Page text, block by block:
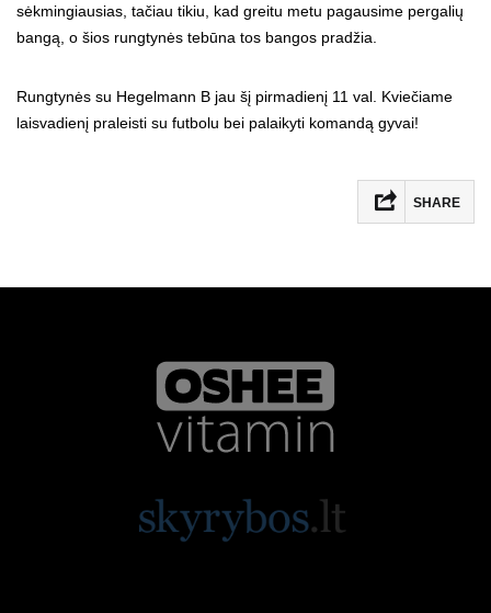
sėkmingiausias, tačiau tikiu, kad greitu metu pagausime pergalių
bangą, o šios rungtynės tebūna tos bangos pradžia.
Rungtynės su Hegelmann B jau šį pirmadienį 11 val. Kviečiame
laisvadienį praleisti su futbolu bei palaikyti komandą gyvai!
SHARE